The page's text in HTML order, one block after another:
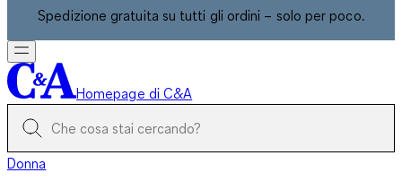
Spedizione gratuita su tutti gli ordini – solo per poco.
Homepage di C&A
Donna